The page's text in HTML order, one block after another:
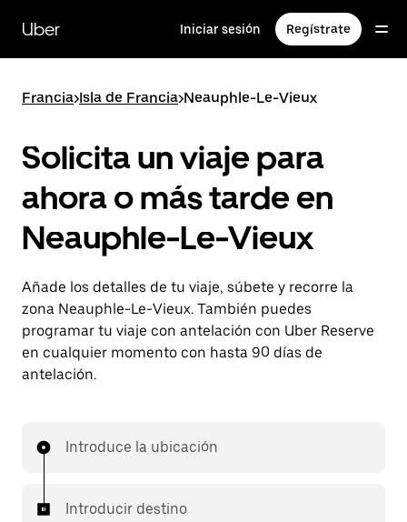
contenido
principal
Uber Iniciar sesión Regístrate
Francia>Isla de Francia>Neauphle-Le-Vieux
Solicita un viaje para
ahora o más tarde en
Neauphle-Le-Vieux
Añade los detalles de tu viaje, súbete y recorre la
zona Neauphle-Le-Vieux. También puedes
programar tu viaje con antelación con Uber Reserve
en cualquier momento con hasta 90 días de
antelación.
Introduce la ubicación
Introducir destino